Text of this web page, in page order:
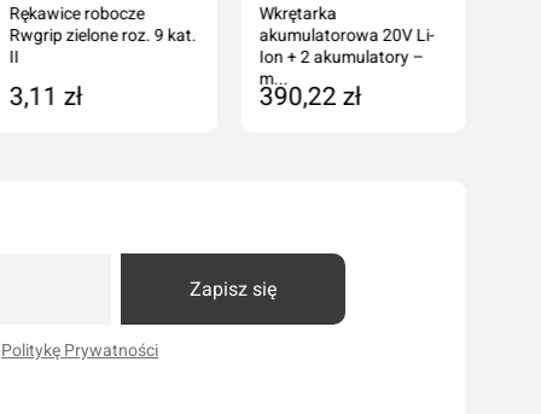
Rękawice robocze
Rwgrip zielone roz. 9 kat.
II
3,11 zł
Wkrętarka
akumulatorowa 20V Li-
Ion + 2 akumulatory –
m...
390,22 zł
Zapisz się
Politykę Prywatności